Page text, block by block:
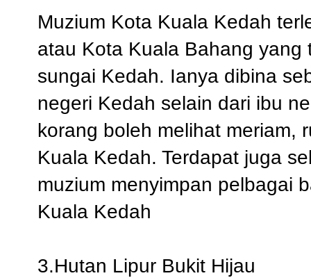
Muzium Kota Kuala Kedah
atau Kota Kuala Bahang
sungai Kedah. Ianya dibina
negeri Kedah selain dari ibu
korang boleh melihat meriam,
Kuala Kedah. Terdapat juga
muzium menyimpan pelbagai
Kuala Kedah
3.Hutan Lipur Bukit Hijau